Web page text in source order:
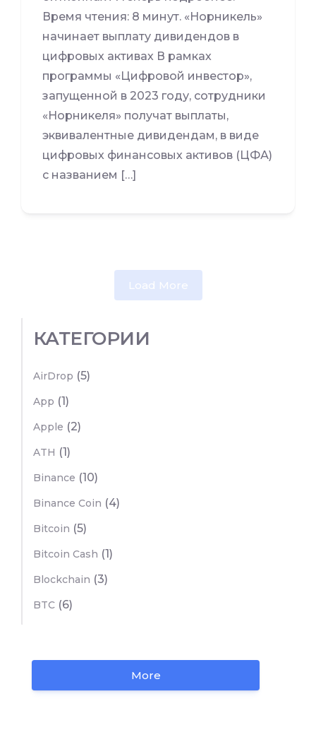
Время чтения: 8 минут. «Норникель»
начинает выплату дивидендов в
цифровых активах В рамках
программы «Цифровой инвестор»,
запущенной в 2023 году, сотрудники
«Норникеля» получат выплаты,
эквивалентные дивидендам, в виде
цифровых финансовых активов (ЦФА)
с названием […]
Load More
КАТЕГОРИИ
AirDrop (5)
App (1)
Apple (2)
ATH (1)
Binance (10)
Binance Coin (4)
Bitcoin (5)
Bitcoin Cash (1)
Blockchain (3)
BTC (6)
More